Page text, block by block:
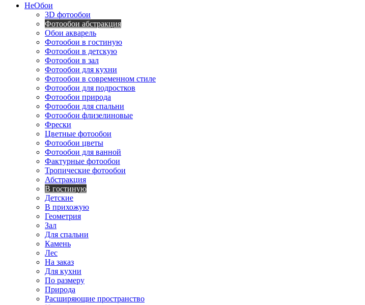
НеОбои
3D фотообои
Фотообои абстракция
Обои акварель
Фотообои в гостиную
Фотообои в детскую
Фотообои в зал
Фотообои для кухни
Фотообои в современном стиле
Фотообои для подростков
Фотообои природа
Фотообои для спальни
Фотообои флизелиновые
Фрески
Цветные фотообои
Фотообои цветы
Фотообои для ванной
Фактурные фотообои
Тропические фотообои
Абстракция
В гостиную
Детские
В прихожую
Геометрия
Зал
Для спальни
Камень
Лес
На заказ
Для кухни
По размеру
Природа
Расширяющие пространство